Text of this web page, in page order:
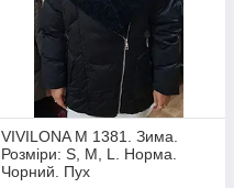
VIVILONA М 1381. Зима.
Розміри: S, M, L. Норма.
Чорний. Пух